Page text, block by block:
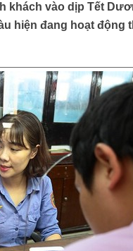
khách vào dịp Tết
hiện đang hoạt